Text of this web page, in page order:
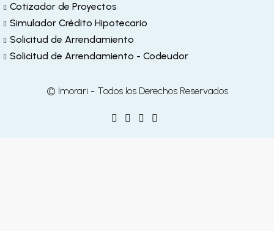
Cotizador de Proyectos
Simulador Crédito Hipotecario
Solicitud de Arrendamiento
Solicitud de Arrendamiento - Codeudor
© Imorari - Todos los Derechos Reservados